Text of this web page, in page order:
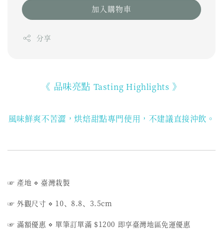
加入購物車
分享
《 品味亮點 Tasting Highlights 》
風味鮮爽不苦澀，烘焙甜點專門使用，不建議直接沖飲。
☞ 產地 ⋄ 臺灣栽製
☞ 外觀尺寸 ⋄ 10、8.8、3.5cm
☞ 滿額優惠 ⋄ 單筆訂單滿 $1200 即享臺灣地區免運優惠